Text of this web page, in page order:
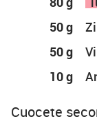
50 g
50 g
10 g
Cuocete